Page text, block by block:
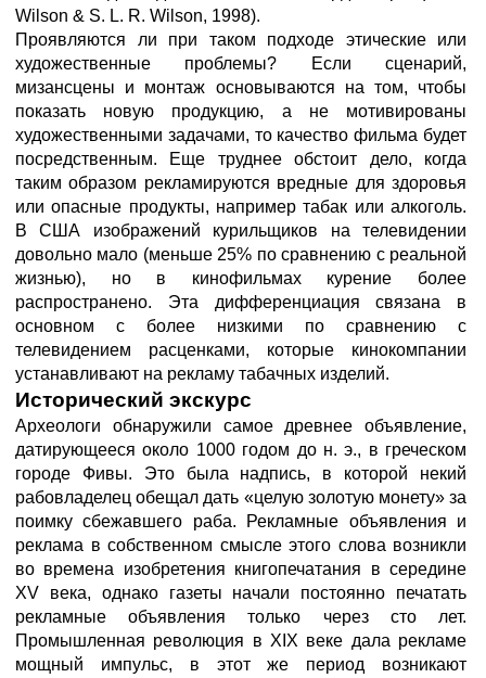
Wilson & S. L. R. Wilson, 1998).
Проявляются ли при таком подходе этические или
художественные проблемы? Если сценарий,
мизансцены и монтаж основываются на том, чтобы
показать новую продукцию, а не мотивированы
художественными задачами, то качество фильма будет
посредственным. Еще труднее обстоит дело, когда
таким образом рекламируются вредные для здоровья
или опасные продукты, например табак или алкоголь.
В США изображений курильщиков на телевидении
довольно мало (меньше 25% по сравнению с реальной
жизнью), но в кинофильмах курение более
распространено. Эта дифференциация связана в
основном с более низкими по сравнению с
телевидением расценками, которые кинокомпании
устанавливают на рекламу табачных изделий.
Исторический экскурс
Археологи обнаружили самое древнее объявление,
датирующееся около 1000 годом до н. э., в греческом
городе Фивы. Это была надпись, в которой некий
рабовладелец обещал дать «целую золотую монету» за
поимку сбежавшего раба. Рекламные объявления и
реклама в собственном смысле этого слова возникли
во времена изобретения книгопечатания в середине
XV века, однако газеты начали постоянно печатать
рекламные объявления только через сто лет.
Промышленная революция в XIX веке дала рекламе
мощный импульс, в этот же период возникают